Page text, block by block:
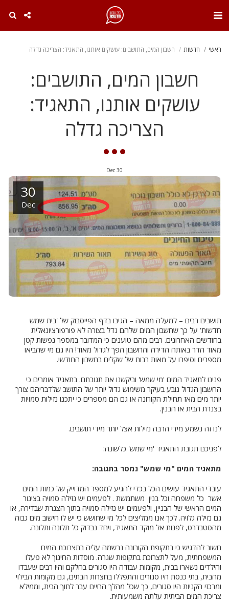
ראשי חדשות חשבון המים, התושבים: עושקים אותנו, התאגיד: הצריכה גדלה
חשבון המים, התושבים:
עושקים אותנו, התאגיד:
הצריכה גדלה
30
Dec
30
Dec
תושבים רבים – למעלה ממאה – הגיבו בדף הפייסבוק של 'בית שמש
חדשות' על כך שחשבון המים שלהם גדל בצורה לא פורפורציונאלית
בחודשים האחרונים. רבים מהם טוענים כי המדובר במספר נפשות קטן
מאוד הדר באותה הדירה והחשבון הפך לגדול מאוד! היו גם מי שהביאו
מספרים וסיפרו על מאות רבות של שקלים בחשבון החודשי.
פנינו לתאגיד המים 'מי שמש' וביקשנו את תגובתם. בתאגיד אומרים כי
החשבון הגדול נובע בעיקר משימוש גדול יותר של התושב שלדבריהם צורך
יותר מים מאז תחילת הקורונה או גם הם מספרים כי יתכנו נזילות סמויות
בצנרת הבית או הבנין.
לנו זה נשמע מידי הרבה נזילות אצל יותר מידי תושבים.
לפניכם תגובת התאגיד 'מי שמש' כלשונה:
מתאגיד המים "מי שמש" נמסר בתגובה:
עובדי התאגיד עושים הכל בכדי להגיע למספר המדוייק של כמות המים
אשר כל משפחה וכל בנין משתמשת . לפעמים יש נזילה סמויה בצינור
המים הראשי של הבניין, ולפעמים יש נזילה סמויה בתוך הצנרת שבדירה, או
גם נזילה גלויה. לכך אנו ממליצים לכל מי שחושש כי יש לו חישוב מים גבוה
מהסטנדרט, לפנות אל מוקד התאגיד, ויחד נבדוק כל תלונה ותלונה.
חשוב להדגיש כי בתקופת הקורונה נרשמה עליה בתצרוכת המים
המשפחתית, מעל לתצרוכת בתקופות שגרה. מוסדות החינוך לא פעלו
והילדים נשארו בבית, מקומות עבודה היו סגורים בחלקם והיו רבים שעבדו
מהבית, בתי כנסת היו סגורים והתפללו בחצרות הבתים, גם מקומות הבילוי
ומרכזי הקניות היו סגורים, כך שכל מהלך החיים עבר לתוך הבית, וממילא
צריכת המים הביתית עלתה משמעותית.